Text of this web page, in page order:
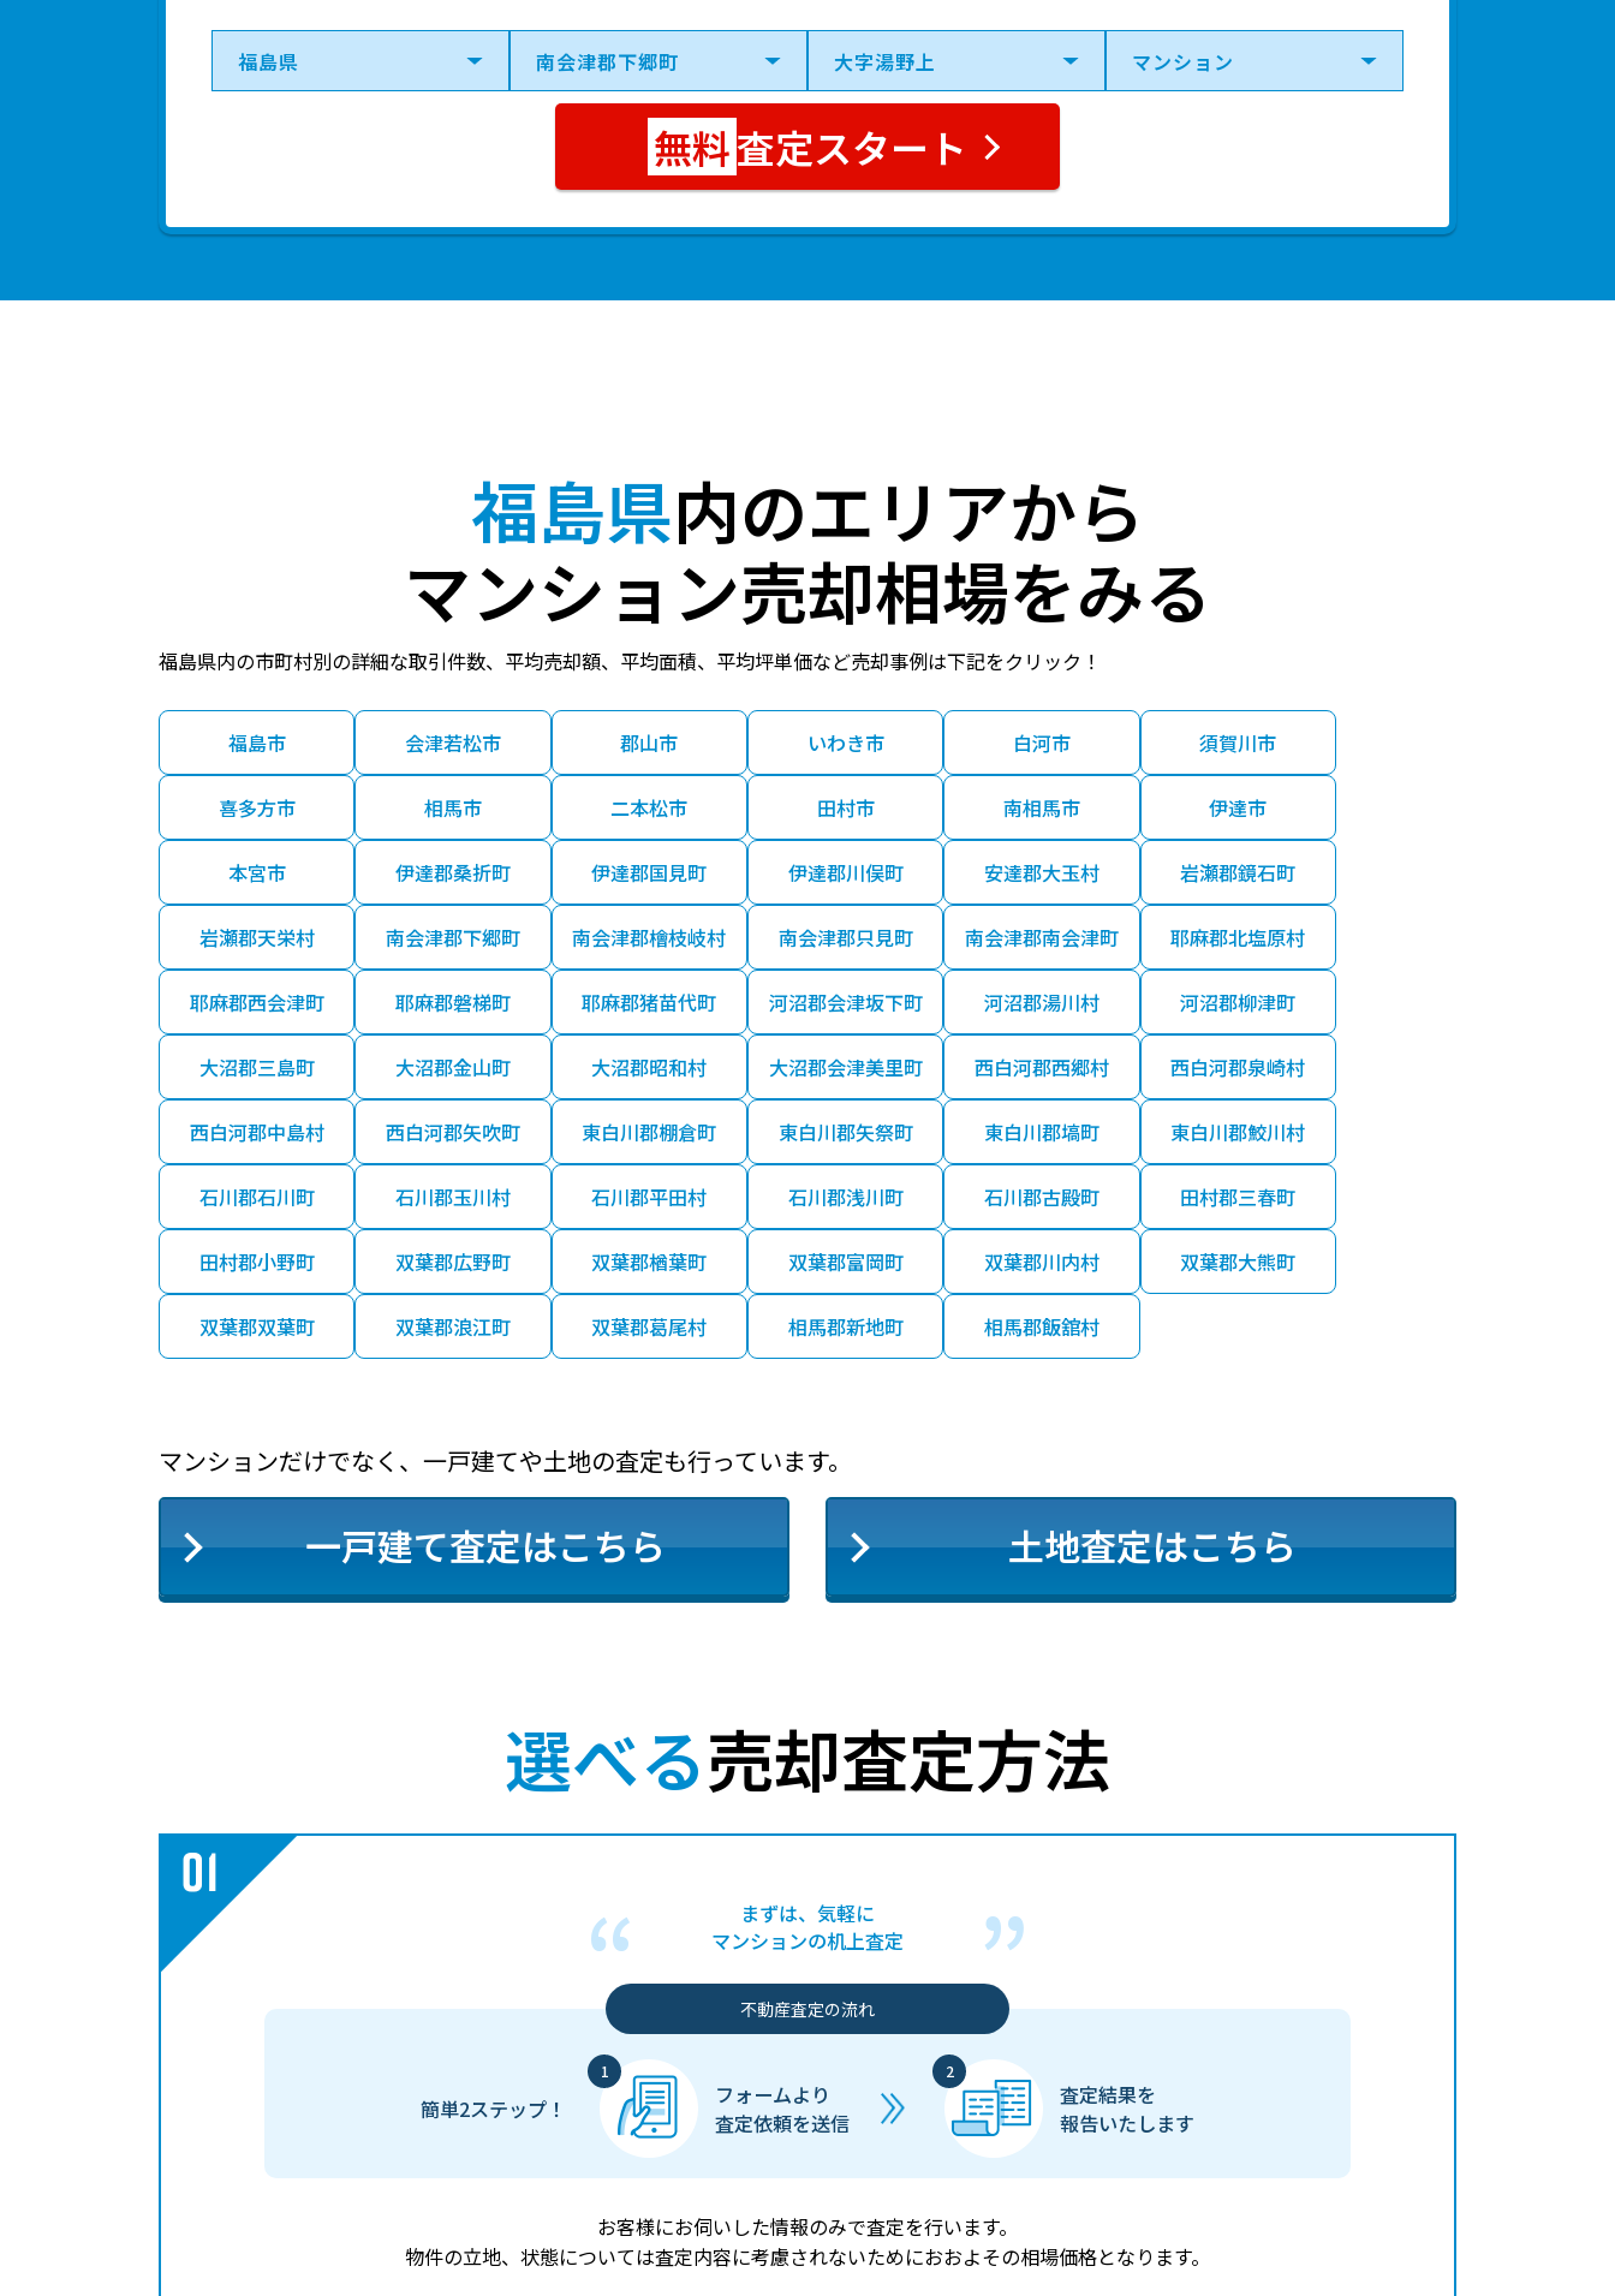
査定スタート
福島県内のエリアから
マンション売却相場をみる
福島県内の市町村別の詳細な取引件数、平均売却額、平均面積、平均坪単価など売却事例は下記をクリック！
福島市 会津若松市 郡山市 いわき市 白河市 須賀川市
喜多方市 相馬市 二本松市 田村市 南相馬市 伊達市
本宮市 伊達郡桑折町 伊達郡国見町 伊達郡川俣町 安達郡大玉村 岩瀬郡鏡石町
岩瀬郡天栄村 南会津郡下郷町 南会津郡檜枝岐村 南会津郡只見町 南会津郡南会津町 耶麻郡北塩原村
耶麻郡西会津町 耶麻郡磐梯町 耶麻郡猪苗代町 河沼郡会津坂下町 河沼郡湯川村 河沼郡柳津町
大沼郡三島町 大沼郡金山町 大沼郡昭和村 大沼郡会津美里町 西白河郡西郷村 西白河郡泉崎村
西白河郡中島村 西白河郡矢吹町 東白川郡棚倉町 東白川郡矢祭町 東白川郡塙町 東白川郡鮫川村
石川郡石川町 石川郡玉川村 石川郡平田村 石川郡浅川町 石川郡古殿町 田村郡三春町
田村郡小野町 双葉郡広野町 双葉郡楢葉町 双葉郡富岡町 双葉郡川内村 双葉郡大熊町
双葉郡双葉町 双葉郡浪江町 双葉郡葛尾村 相馬郡新地町 相馬郡飯舘村
マンションだけでなく、一戸建てや土地の査定も行っています。
一戸建て査定はこちら 土地査定はこちら
選べる売却査定方法
まずは、気軽に
マンションの机上査定
お客様にお伺いした情報のみで査定を行います。
物件の立地、状態については査定内容に考慮されないためにおおよその相場価格となります。
不動産査定の流れ
簡単2ステップ！
フォームより
査定依頼を送信
査定結果を
報告いたします